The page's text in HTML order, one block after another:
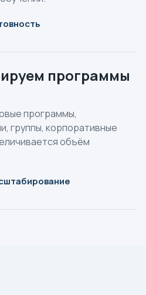
программы
программы,
группы, корпоративные
объём